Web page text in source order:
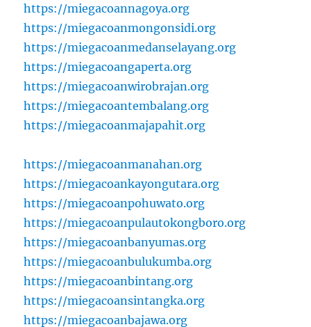
https://miegacoannagoya.org
https://miegacoanmongonsidi.org
https://miegacoanmedanselayang.org
https://miegacoangaperta.org
https://miegacoanwirobrajan.org
https://miegacoantembalang.org
https://miegacoanmajapahit.org
https://miegacoanmanahan.org
https://miegacoankayongutara.org
https://miegacoanpohuwato.org
https://miegacoanpulautokongboro.org
https://miegacoanbanyumas.org
https://miegacoanbulukumba.org
https://miegacoanbintang.org
https://miegacoansintangka.org
https://miegacoanbajawa.org